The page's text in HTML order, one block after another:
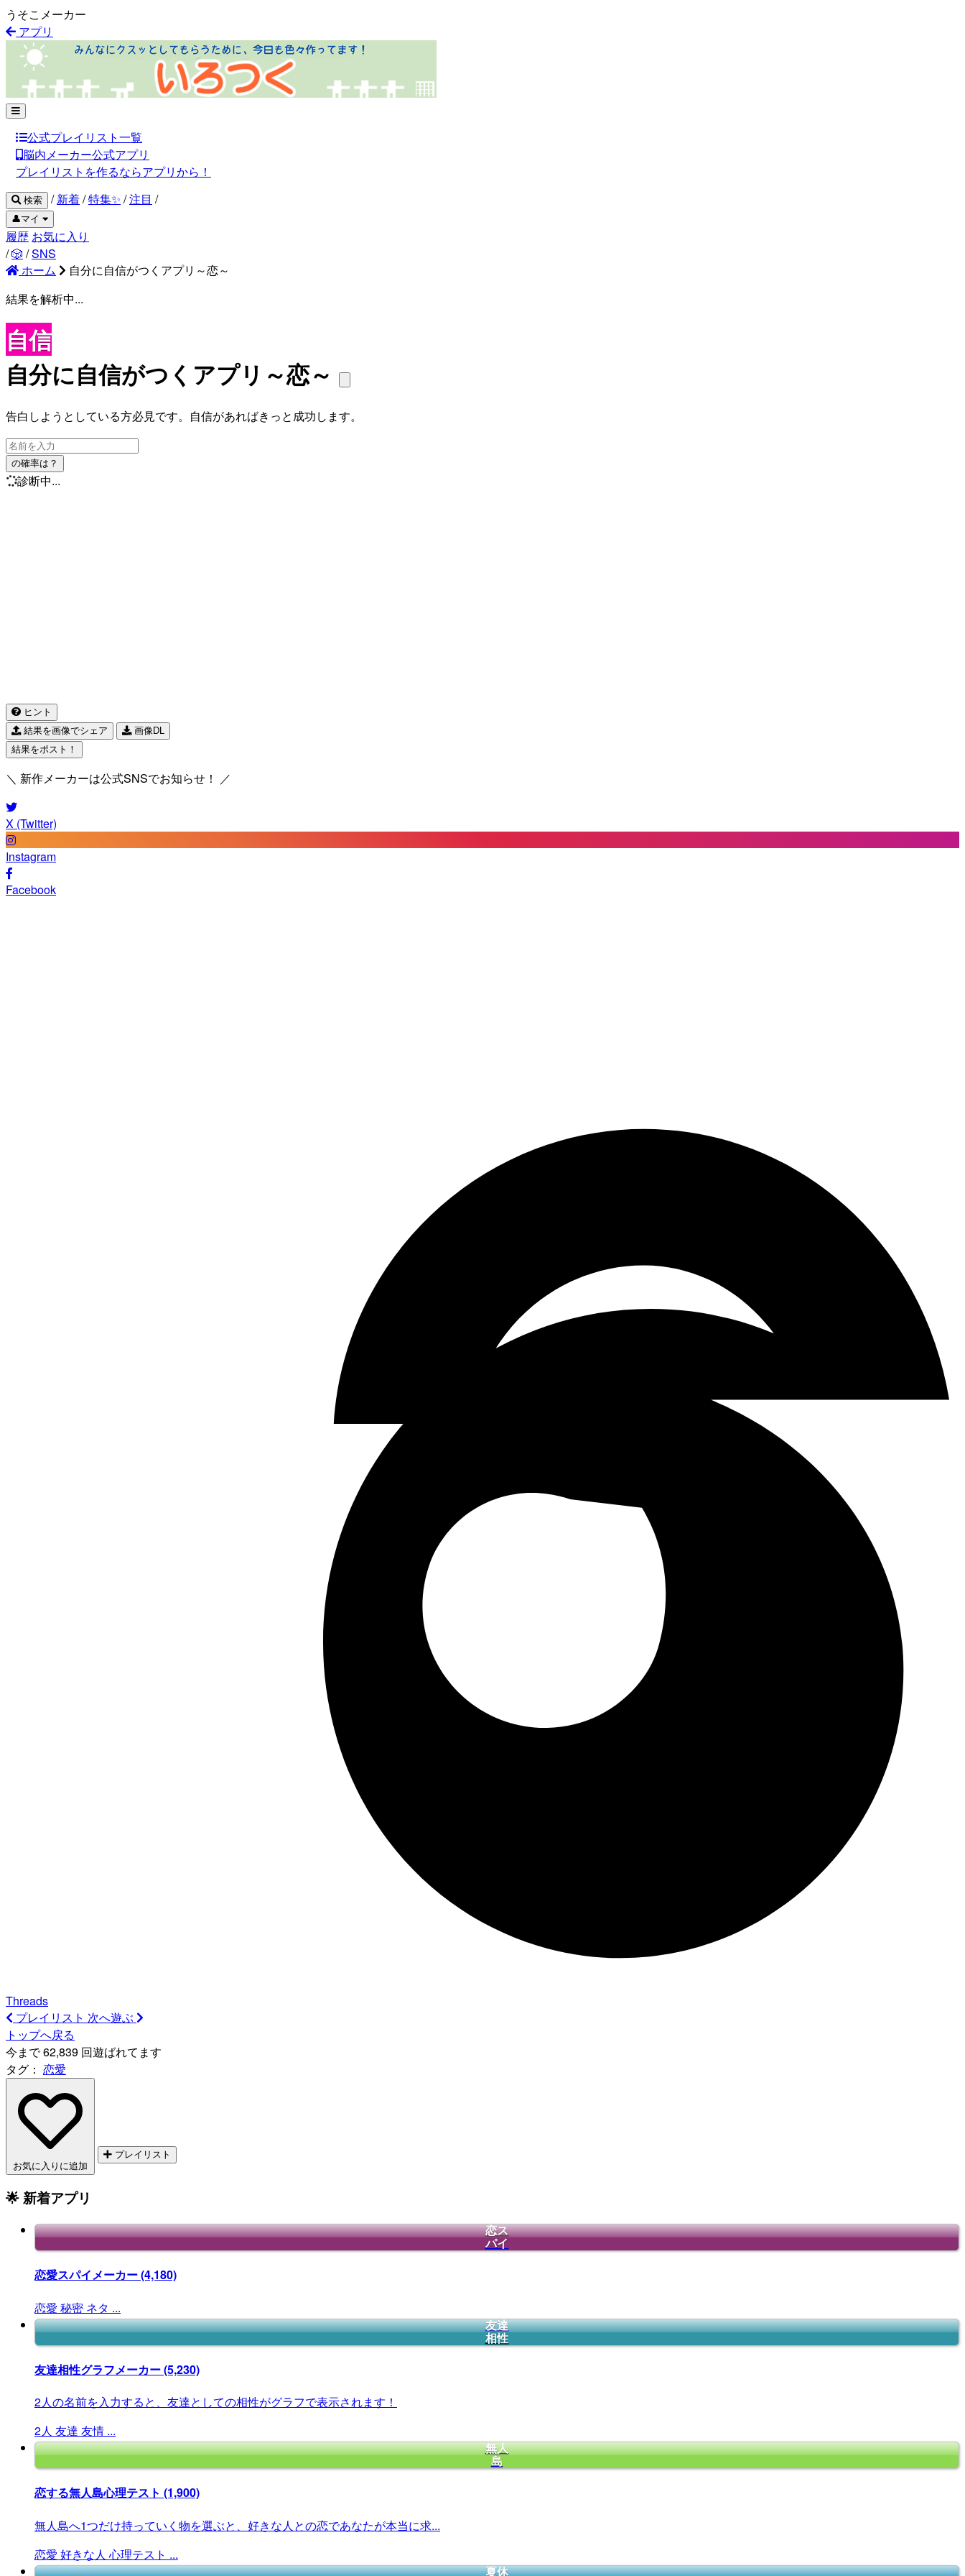
うそこメーカー
アプリ
公式プレイリスト一覧
脳内メーカー公式アプリ
プレイリストを作るならアプリから！
検索 / 新着/特集✨ /注目 /
👤マイ
履歴 お気に入り
/🎲 /SNS
ホーム
自分に自信がつくアプリ～恋～
結果を解析中...
自信
自分に自信がつくアプリ～恋～
告白しようとしている方必見です。自信があればきっと成功します。
の確率は？
診断中...
ヒント
結果を画像でシェア
画像DL
結果をポスト！
＼ 新作メーカーは公式SNSでお知らせ！ ／
X (Twitter)
Instagram
Facebook
Threads
プレイリスト 次へ遊ぶ
トップへ戻る
今まで 62,839 回遊ばれてます
タグ： 恋愛
お気に入りに追加
プレイリスト
🌟 新着アプリ
恋ス
パイ
恋愛スパイメーカー(4,180)
恋愛 秘密 ネタ ...
友達
相性
友達相性グラフメーカー(5,230)
2人の名前を入力すると、友達としての相性がグラフで表示されます！
2人 友達 友情 ...
無人
島
恋する無人島心理テスト (1,900)
無人島へ1つだけ持っていく物を選ぶと、好きな人との恋であなたが本当に求...
恋愛 好きな人 心理テスト ...
夏休